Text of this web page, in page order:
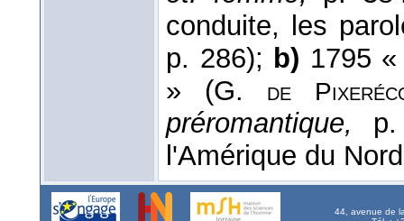
conduite, les
p. 286); b) 1795
» (G. de
préromantique,
l'Amérique du
44, avenue de